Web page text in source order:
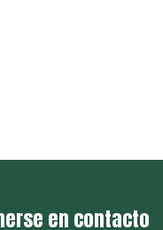
en contacto